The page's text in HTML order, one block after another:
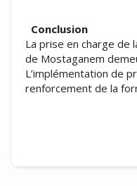
Conclusion
La prise en charge de
de Mostaganem
L’implémentation de
renforcement de la